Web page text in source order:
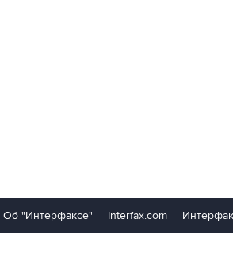
Об "Интерфаксе" Interfax.com